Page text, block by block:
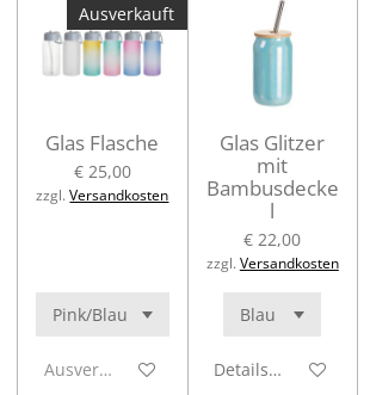
Ausverkauft
Glas Flasche
€ 25,00
zzgl.Versandkosten
Ausverkauft
Glas Glitzer
mit
Bambusdecke
l
€ 22,00
zzgl. Versandkosten
Details anzeigen